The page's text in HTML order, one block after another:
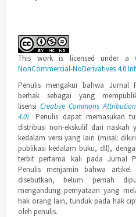
Details
This work is licensed under a
NonCommercial-NoDerivatives 4.0
Penulis mengakui bahwa Jurnal
berhak sebagai yang
lisensi Creative Commons
4.0). Penulis dapat memasukan
distribusi non-ekskulif dari
kedalam versi yang lain (misal:
publikasi kedalam buku, dll),
terbit pertama kali pada Jurnal
Penulis menjamin bahwa
disebutkan, belum pernah
mengandung pernyataan yang
hak orang lain, tunduk pada hak
oleh penulis.